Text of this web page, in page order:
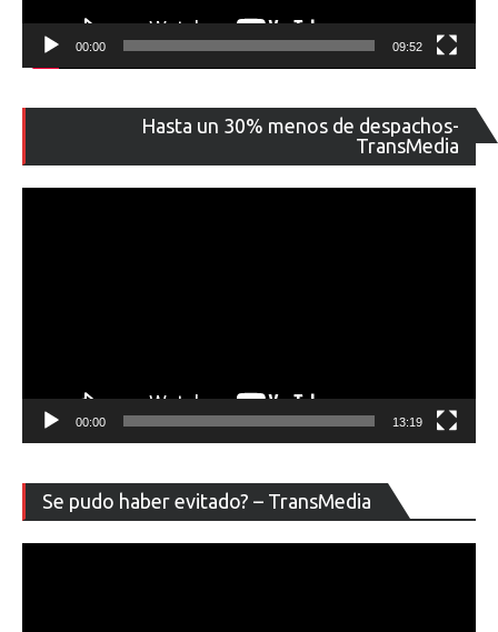
00:00 09:52
Hasta un 30% menos de despachos-
TransMedia
de
00:00 13:19
Se pudo haber evitado? – TransMedia
de